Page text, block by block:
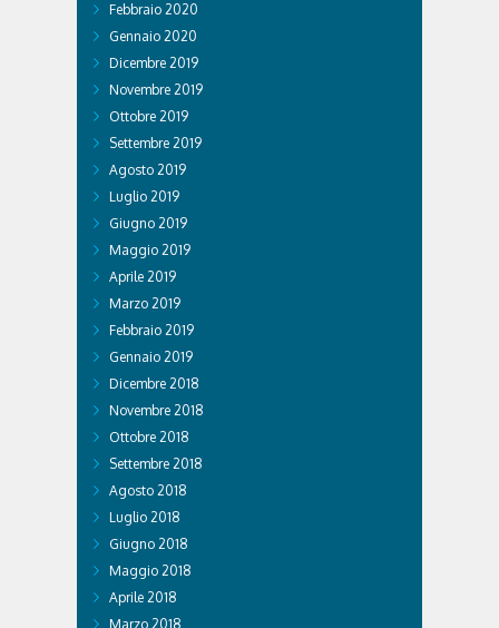
Febbraio 2020
Gennaio 2020
Dicembre 2019
Novembre 2019
Ottobre 2019
Settembre 2019
Agosto 2019
Luglio 2019
Giugno 2019
Maggio 2019
Aprile 2019
Marzo 2019
Febbraio 2019
Gennaio 2019
Dicembre 2018
Novembre 2018
Ottobre 2018
Settembre 2018
Agosto 2018
Luglio 2018
Giugno 2018
Maggio 2018
Aprile 2018
Marzo 2018